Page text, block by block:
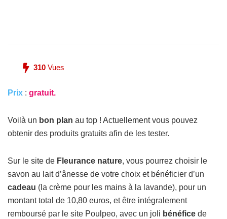
310 Vues
Prix : gratuit.
Voilà un bon plan au top ! Actuellement vous pouvez
obtenir des produits gratuits afin de les tester.
Sur le site de Fleurance nature, vous pourrez choisir le
savon au lait d’ânesse de votre choix et bénéficier d’un
cadeau (la crème pour les mains à la lavande), pour un
montant total de 10,80 euros, et être intégralement
remboursé par le site Poulpeo, avec un joli bénéfice de